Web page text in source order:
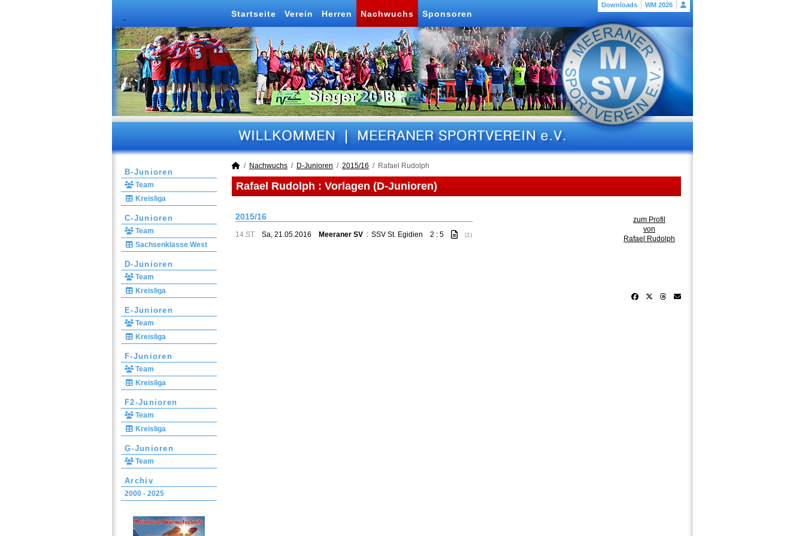
Downloads WM 2026
Startseite Verein Herren Nachwuchs Sponsoren
B-Junioren
Team
Kreisliga
C-Junioren
Team
Sachsenklasse West
D-Junioren
Team
Kreisliga
E-Junioren
Team
Kreisliga
F-Junioren
Team
Kreisliga
F2-Junioren
Team
Kreisliga
G-Junioren
Team
Archiv
2000 - 2025
Nachwuchs D-Junioren 2015/16 Rafael Rudolph
Rafael Rudolph : Vorlagen (D-Junioren)
zum Profil
von
Rafael Rudolph
2015/16
14.ST Sa, 21.05.2016 Meeraner SV : SSV St. Egidien 2 : 5 (1)